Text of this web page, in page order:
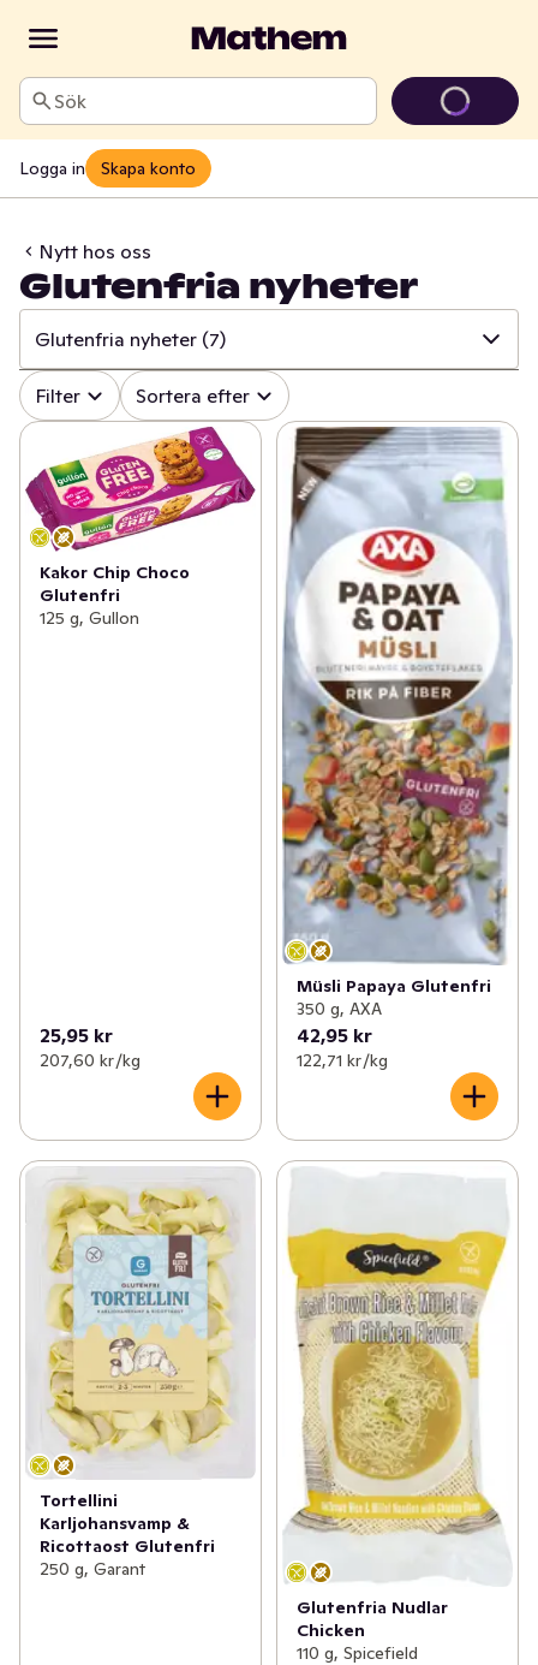
Sök
Logga in Skapa konto
Nytt hos oss
Glutenfria nyheter
Glutenfria nyheter (7)
✓ Alla (518)
Äntligen på hyllan! (33)
✓ Grillnyheter (62)
✓ Nyheter inom godis
✓ Nyheter från Dole
(11)
(22)
✓ Nyheter inom energi- och vitamindrycker
(1)
✓ (7)
Fikanyheter (7)
EKO nyheter (19)
✓ Dags att fylla på solskydd
✓ Brödnyheter (10)
Glass- och dessertnyheter
✓ Nyheter inom träning & hälsa (6)
✓ Nyheter i frysen
✓ Nyheter till badrumsskåpet (40)
(41)
Filter Sortera efter
Kakor Chip Choco
Glutenfri
125 g, Gullon
25,95 kr
207,60 kr /kg
Müsli Papaya Glutenfri
350 g, AXA
42,95 kr
122,71 kr /kg
Tortellini
Karljohansvamp &
Ricottaost Glutenfri
250 g, Garant
Glutenfria Nudlar
Chicken
110 g, Spicefield